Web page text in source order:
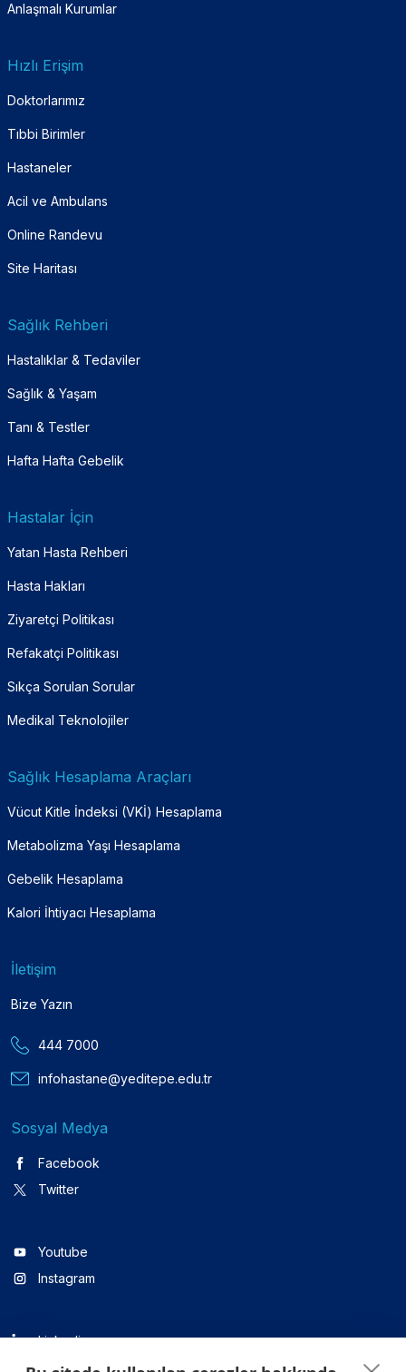
Anlaşmalı Kurumlar
Hızlı Erişim
Doktorlarımız
Tıbbi Birimler
Hastaneler
Acil ve Ambulans
Online Randevu
Site Haritası
Sağlık Rehberi
Hastalıklar & Tedaviler
Sağlık & Yaşam
Tanı & Testler
Hafta Hafta Gebelik
Hastalar İçin
Yatan Hasta Rehberi
Hasta Hakları
Ziyaretçi Politikası
Refakatçi Politikası
Sıkça Sorulan Sorular
Medikal Teknolojiler
Sağlık Hesaplama Araçları
Vücut Kitle İndeksi (VKİ) Hesaplama
Metabolizma Yaşı Hesaplama
Gebelik Hesaplama
Kalori İhtiyacı Hesaplama
İletişim
Bize Yazın
444 7000
infohastane@yeditepe.edu.tr
Sosyal Medya
Facebook
Twitter
Youtube
Instagram
Linkedin